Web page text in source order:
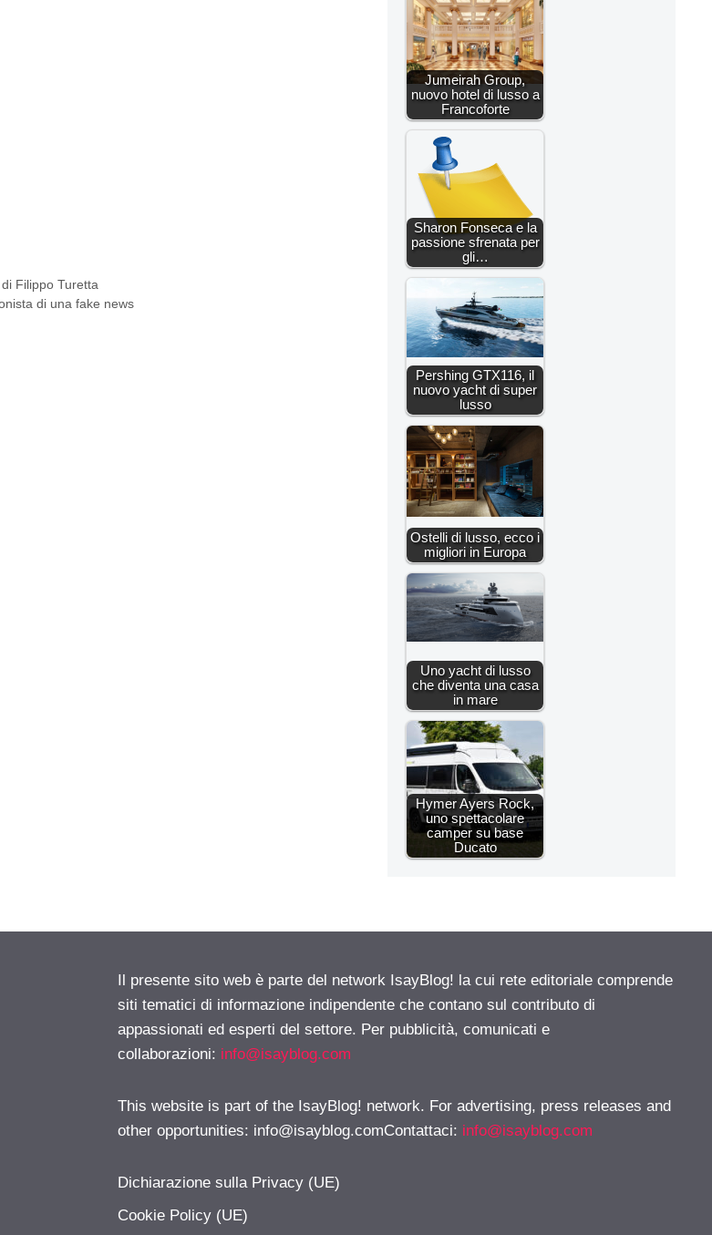
Filippo Turetta
di una fake news
Jumeirah Group,
nuovo hotel di lusso a
Francoforte
Sharon Fonseca e la
passione sfrenata per
gli…
Pershing GTX116, il
nuovo yacht di super
lusso
Ostelli di lusso, ecco i
migliori in Europa
Uno yacht di lusso
che diventa una casa
in mare
Hymer Ayers Rock,
uno spettacolare
camper su base
Ducato
Il presente sito web è parte del network IsayBlog! la cui rete editoriale comprende
siti tematici di informazione indipendente che contano sul contributo di
appassionati ed esperti del settore. Per pubblicità, comunicati e
collaborazioni: info@isayblog.com
This website is part of the IsayBlog! network. For advertising, press releases and
other opportunities: info@isayblog.comContattaci: info@isayblog.com
Dichiarazione sulla Privacy (UE)
Cookie Policy (UE)